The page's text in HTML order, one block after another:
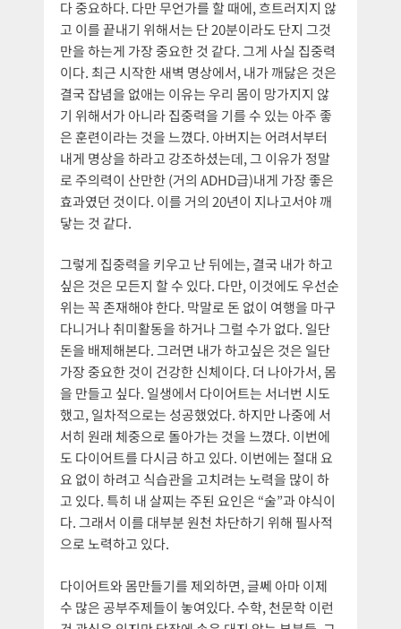
다 중요하다. 다만 무언가를 할 때에, 흐트러지지 않
고 이를 끝내기 위해서는 단 20분이라도 단지 그것
만을 하는게 가장 중요한 것 같다. 그게 사실 집중력
이다. 최근 시작한 새벽 명상에서, 내가 깨닳은 것은
결국 잡념을 없애는 이유는 우리 몸이 망가지지 않
기 위해서가 아니라 집중력을 기를 수 있는 아주 좋
은 훈련이라는 것을 느꼈다. 아버지는 어려서부터
내게 명상을 하라고 강조하셨는데, 그 이유가 정말
로 주의력이 산만한 (거의 ADHD급)내게 가장 좋은
효과였던 것이다. 이를 거의 20년이 지나고서야 깨
닿는 것 같다.
그렇게 집중력을 키우고 난 뒤에는, 결국 내가 하고
싶은 것은 모든지 할 수 있다. 다만, 이것에도 우선순
위는 꼭 존재해야 한다. 막말로 돈 없이 여행을 마구
다니거나 취미활동을 하거나 그럴 수가 없다. 일단
돈을 배제해본다. 그러면 내가 하고싶은 것은 일단
가장 중요한 것이 건강한 신체이다. 더 나아가서, 몸
을 만들고 싶다. 일생에서 다이어트는 서너번 시도
했고, 일차적으로는 성공했었다. 하지만 나중에 서
서히 원래 체중으로 돌아가는 것을 느꼈다. 이번에
도 다이어트를 다시금 하고 있다. 이번에는 절대 요
요 없이 하려고 식습관을 고치려는 노력을 많이 하
고 있다. 특히 내 살찌는 주된 요인은 “술”과 야식이
다. 그래서 이를 대부분 원천 차단하기 위해 필사적
으로 노력하고 있다.
다이어트와 몸만들기를 제외하면, 글쎄 아마 이제
수 많은 공부주제들이 놓여있다. 수학, 천문학 이런